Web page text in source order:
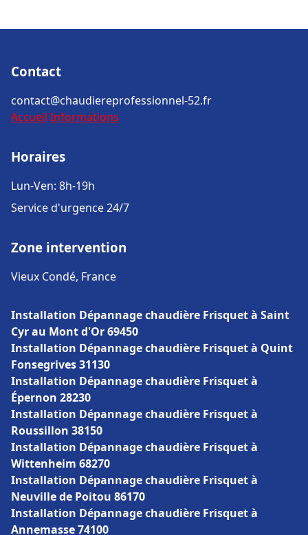
Contact
contact@chaudiereprofessionnel-52.fr
Accueil Informations
Horaires
Lun-Ven: 8h-19h
Service d'urgence 24/7
Zone intervention
Vieux Condé, France
Installation Dépannage chaudière Frisquet à Saint
Cyr au Mont d'Or 69450
Installation Dépannage chaudière Frisquet à Quint
Fonsegrives 31130
Installation Dépannage chaudière Frisquet à
Épernon 28230
Installation Dépannage chaudière Frisquet à
Roussillon 38150
Installation Dépannage chaudière Frisquet à
Wittenheim 68270
Installation Dépannage chaudière Frisquet à
Neuville de Poitou 86170
Installation Dépannage chaudière Frisquet à
Annemasse 74100